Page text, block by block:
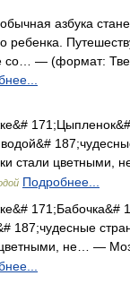
азбука
ребенка.
со… — (формат:
стали цветными,
Подробнее...
171;Бабочка&#
187;чудесные
не… —